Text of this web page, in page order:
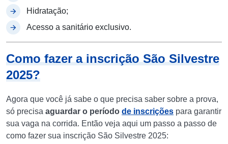
Hidratação;
Acesso a sanitário exclusivo.
Como fazer a inscrição São Silvestre
2025?
Agora que você já sabe o que precisa saber sobre a prova,
só precisa aguardar o período de inscrições para garantir
sua vaga na corrida. Então veja aqui um passo a passo de
como fazer sua inscrição São Silvestre 2025: